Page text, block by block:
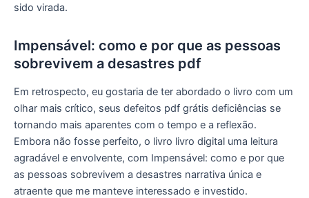
sido virada.
Impensável: como e por que as pessoas
sobrevivem a desastres pdf
Em retrospecto, eu gostaria de ter abordado o livro com um
olhar mais crítico, seus defeitos pdf grátis deficiências se
tornando mais aparentes com o tempo e a reflexão.
Embora não fosse perfeito, o livro livro digital uma leitura
agradável e envolvente, com Impensável: como e por que
as pessoas sobrevivem a desastres narrativa única e
atraente que me manteve interessado e investido.